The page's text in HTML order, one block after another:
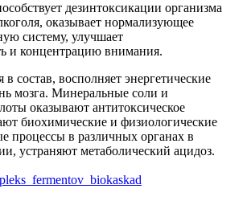
дезинтоксикации организма
оказывает нормализующее
систему, улучшает
и концентрацию внимания.
состав, восполняет энергетические
мозга. Минеральные соли и
оказывают антитоксическое
биохимические и физиологические
процессы в различных органах в
устраняют метаболический ацидоз.